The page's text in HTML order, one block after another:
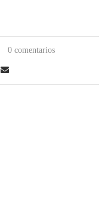
0 comentarios